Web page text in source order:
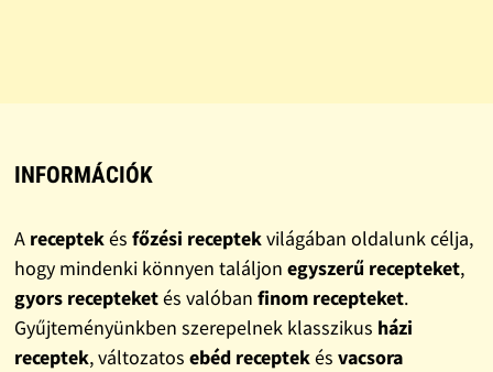
INFORMÁCIÓK
A receptekés főzési receptekvilágában oldalunk célja,
hogy mindenki könnyen találjon egyszerű recepteket,
gyors recepteketés valóban finom recepteket.
Gyűjteményünkben szerepelnek klasszikus házi
receptek, változatos ebéd receptekés vacsora